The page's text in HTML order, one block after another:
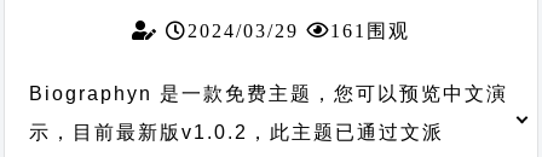
2024/03/29 161围观
Biographyn 是一款免费主题，您可以预览中文演
示，目前最新版v1.0.2，此主题已通过文派